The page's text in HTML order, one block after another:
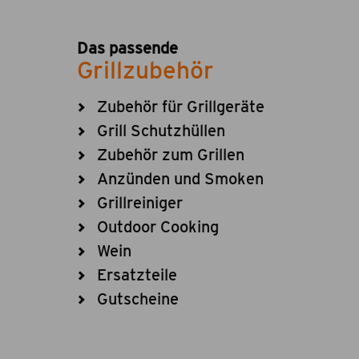
Das passende
Grillzubehör
Zubehör für Grillgeräte
Grill Schutzhüllen
Zubehör zum Grillen
Anzünden und Smoken
Grillreiniger
Outdoor Cooking
Wein
Ersatzteile
Gutscheine